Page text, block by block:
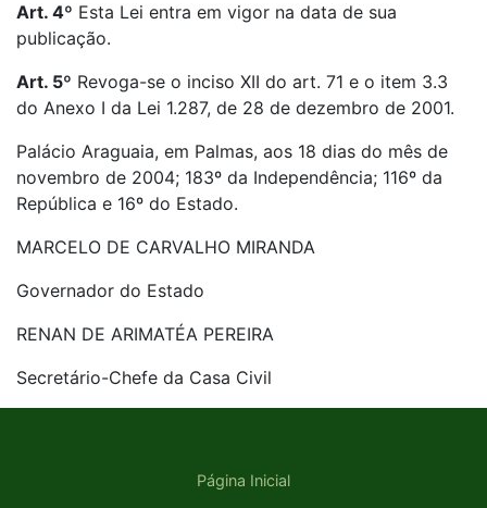
Art. 4º Esta Lei entra em vigor na data de sua
publicação.
Art. 5º Revoga-se o inciso XII do art. 71 e o item 3.3
do Anexo I da Lei 1.287, de 28 de dezembro de 2001.
Palácio Araguaia, em Palmas, aos 18 dias do mês de
novembro de 2004; 183º da Independência; 116º da
República e 16º do Estado.
MARCELO DE CARVALHO MIRANDA
Governador do Estado
RENAN DE ARIMATÉA PEREIRA
Secretário-Chefe da Casa Civil
Página Inicial